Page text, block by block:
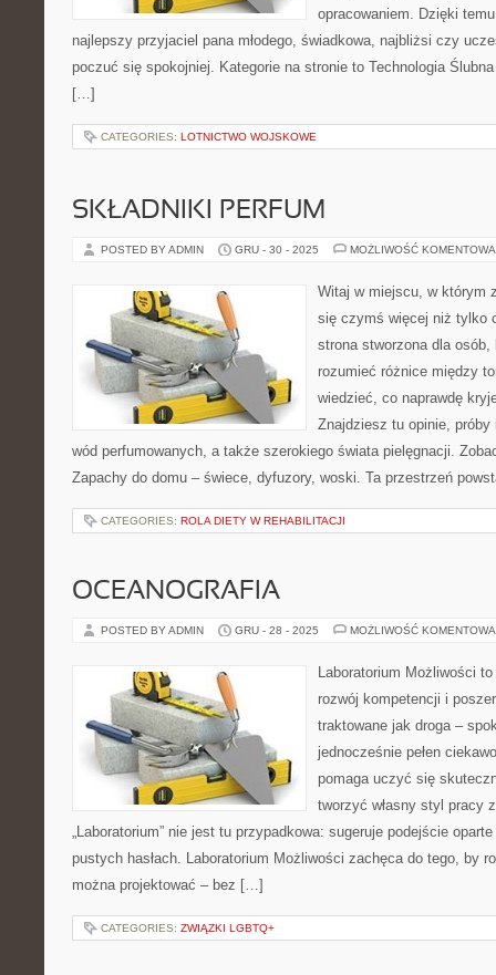
opracowaniem. Dzięki
najlepszy przyjaciel pana młodego, świadkowa, najbliżsi czy
poczuć się spokojniej. Kategorie na stronie to Technologia
[…]
CATEGORIES: LOTNICTWO WOJSKOWE
SKŁADNIKI PERFUM
POSTED BY ADMIN GRU - 30 - 2025 MOŻLIWOŚĆ
Witaj w miejscu, w którym
się czymś więcej niż tylko
strona stworzona dla
rozumieć różnice między
wiedzieć, co naprawdę
Znajdziesz tu opinie,
wód perfumowanych, a także szerokiego świata pielęgnacji.
Zapachy do domu – świece, dyfuzory, woski. Ta przestrzeń
CATEGORIES: ROLA DIETY W REHABILITACJI
OCEANOGRAFIA
POSTED BY ADMIN GRU - 28 - 2025 MOŻLIWOŚĆ
Laboratorium Możliwości
rozwój kompetencji i
traktowane jak droga –
jednocześnie pełen
pomaga uczyć się
tworzyć własny styl pracy
„Laboratorium” nie jest tu przypadkowa: sugeruje podejście
pustych hasłach. Laboratorium Możliwości zachęca do tego, by
można projektować – bez […]
CATEGORIES: ZWIĄZKI LGBTQ+